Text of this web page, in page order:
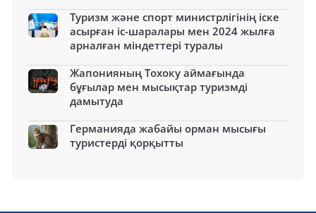
Туризм және спорт министрлігінің іске
асырған іс-шаралары мен 2024 жылға
арналған міндеттері туралы
Жапонияның Тохоку аймағында
бұғылар мен мысықтар туризмді
дамытуда
Германияда жабайы орман мысығы
туристерді қорқытты